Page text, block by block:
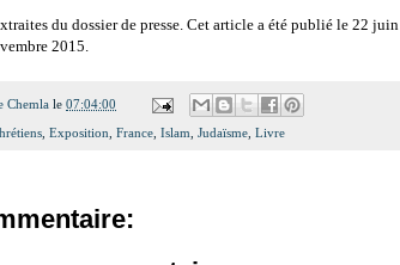
du dossier de presse. Cet article a été publié le 22 juin
2015.
Chemla le 07:04:00
, Exposition, France, Islam, Judaïsme, Livre